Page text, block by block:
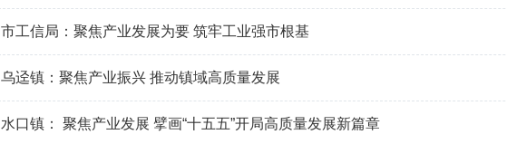
市工信局：聚焦产业发展为要 筑牢工业强市根基
乌迳镇：聚焦产业振兴 推动镇域高质量发展
水口镇： 聚焦产业发展 擘画“十五五”开局高质量发展新篇章